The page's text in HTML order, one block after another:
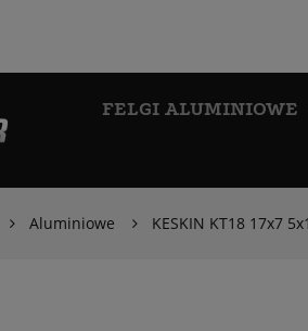
FELGI ALUMINIOWE
Aluminiowe KESKIN KT18 17x7